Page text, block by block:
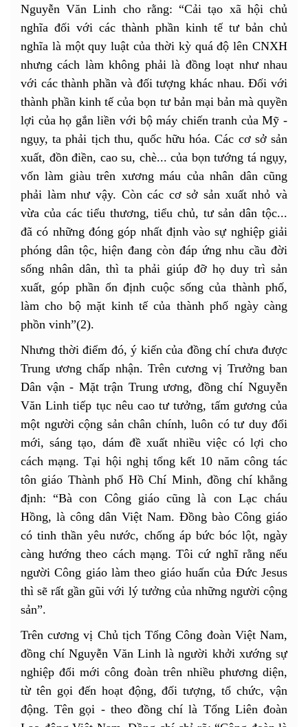
Nguyễn Văn Linh cho rằng: “Cải tạo xã hội chủ
nghĩa đối với các thành phần kinh tế tư bản chủ
nghĩa là một quy luật của thời kỳ quá độ lên CNXH
nhưng cách làm không phải là đồng loạt như nhau
với các thành phần và đối tượng khác nhau. Đối với
thành phần kinh tế của bọn tư bản mại bản mà quyền
lợi của họ gắn liền với bộ máy chiến tranh của Mỹ -
ngụy, ta phải tịch thu, quốc hữu hóa. Các cơ sở sản
xuất, đồn điền, cao su, chè... của bọn tướng tá ngụy,
vốn làm giàu trên xương máu của nhân dân cũng
phải làm như vậy. Còn các cơ sở sản xuất nhỏ và
vừa của các tiểu thương, tiểu chủ, tư sản dân tộc...
đã có những đóng góp nhất định vào sự nghiệp giải
phóng dân tộc, hiện đang còn đáp ứng nhu cầu đời
sống nhân dân, thì ta phải giúp đỡ họ duy trì sản
xuất, góp phần ổn định cuộc sống của thành phố,
làm cho bộ mặt kinh tế của thành phố ngày càng
phồn vinh”(2).
Nhưng thời điểm đó, ý kiến của đồng chí chưa được
Trung ương chấp nhận. Trên cương vị Trưởng ban
Dân vận - Mặt trận Trung ương, đồng chí Nguyễn
Văn Linh tiếp tục nêu cao tư tưởng, tấm gương của
một người cộng sản chân chính, luôn có tư duy đổi
mới, sáng tạo, dám đề xuất nhiều việc có lợi cho
cách mạng. Tại hội nghị tổng kết 10 năm công tác
tôn giáo Thành phố Hồ Chí Minh, đồng chí khẳng
định: “Bà con Công giáo cũng là con Lạc cháu
Hồng, là công dân Việt Nam. Đồng bào Công giáo
có tinh thần yêu nước, chống áp bức bóc lột, ngày
càng hướng theo cách mạng. Tôi cứ nghĩ rằng nếu
người Công giáo làm theo giáo huấn của Đức Jesus
thì sẽ rất gần gũi với lý tưởng của những người cộng
sản”.
Trên cương vị Chủ tịch Tổng Công đoàn Việt Nam,
đồng chí Nguyễn Văn Linh là người khởi xướng sự
nghiệp đổi mới công đoàn trên nhiều phương diện,
từ tên gọi đến hoạt động, đối tượng, tổ chức, vận
động. Tên gọi - theo đồng chí là Tổng Liên đoàn